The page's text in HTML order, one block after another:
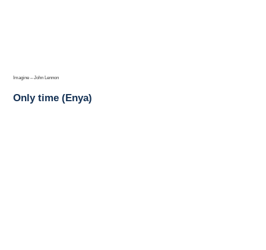
Imagine – John Lennon
Only time (Enya)